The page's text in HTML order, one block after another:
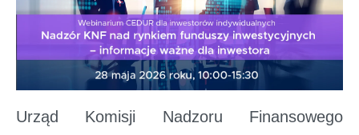
Urząd Komisji Nadzoru Finansowego